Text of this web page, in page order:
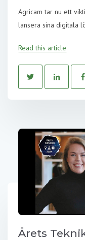
Agricam tar nu ett
lansera sina digitala
Read this article
Årets